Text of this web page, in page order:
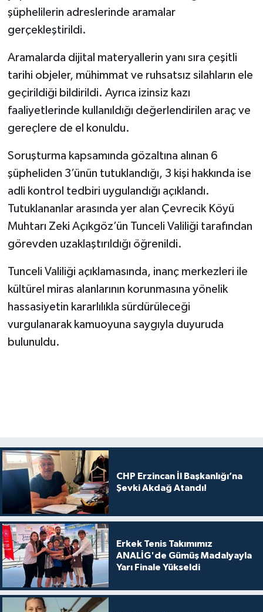
şüphelilerin adreslerinde aramalar
gerçekleştirildi.
Aramalarda dijital materyallerin yanı sıra çeşitli
tarihi objeler, mühimmat ve ruhsatsız silahların ele
geçirildiği bildirildi. Ayrıca izinsiz kazı
faaliyetlerinde kullanıldığı değerlendirilen araç ve
gereçlere de el konuldu.
Soruşturma kapsamında gözaltına alınan 6
şüpheliden 3’ünün tutuklandığı, 3 kişi hakkında ise
adli kontrol tedbiri uygulandığı açıklandı.
Tutuklananlar arasında yer alan Çevrecik Köyü
Muhtarı Zeki Açıkgöz’ün Tunceli Valiliği tarafından
görevden uzaklaştırıldığı öğrenildi.
Tunceli Valiliği açıklamasında, inanç merkezleri ile
kültürel miras alanlarının korunmasına yönelik
hassasiyetin kararlılıkla sürdürüleceği
vurgulanarak kamuoyuna saygıyla duyuruda
bulunuldu.
CHP Erzincan İl Başkanlığı’na
Şevki Akdağ Atandı!
Erkek Tenis Takımımız
ANALİG'de Gümüş Madalyayla
Yarı Finale Yükseldi